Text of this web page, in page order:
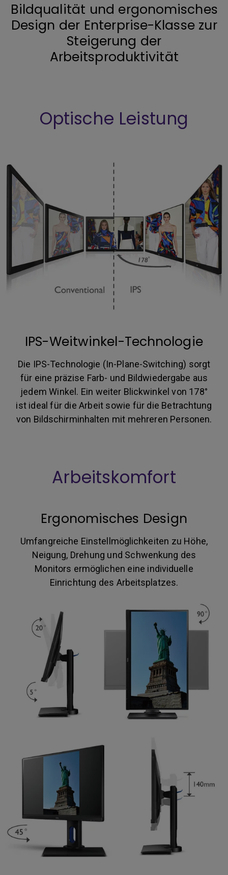
Bildqualität und ergonomisches
Design der Enterprise-Klasse zur
Steigerung der
Arbeitsproduktivität
Optische Leistung
IPS-Weitwinkel-Technologie
Die IPS-Technologie (In-Plane-Switching) sorgt
für eine präzise Farb- und Bildwiedergabe aus
jedem Winkel. Ein weiter Blickwinkel von 178°
ist ideal für die Arbeit sowie für die Betrachtung
von Bildschirminhalten mit mehreren Personen.
Arbeitskomfort
Ergonomisches Design
Umfangreiche Einstellmöglichkeiten zu Höhe,
Neigung, Drehung und Schwenkung des
Monitors ermöglichen eine individuelle
Einrichtung des Arbeitsplatzes.